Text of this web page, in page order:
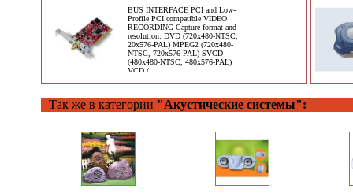
BUS INTERFACE PCI and Low-
Profile PCI compatible VIDEO
RECORDING Capture format and
resolution: DVD (720x480-NTSC,
20x576-PAL) MPEG2 (720x480-
NTSC, 720x576-PAL) SVCD
(480x480-NTSC, 480x576-PAL)
VCD (
Так же в категории "Акустические системы":